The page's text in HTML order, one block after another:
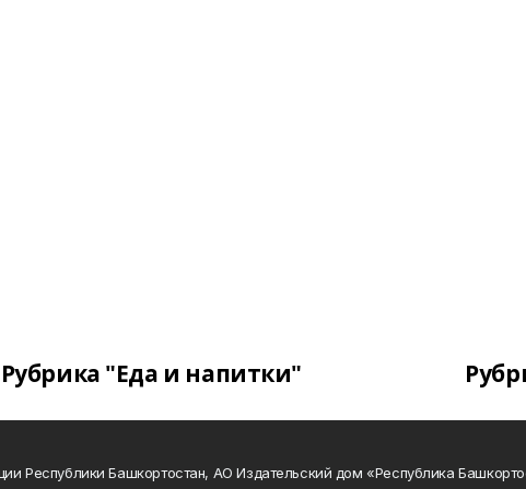
Рубрика "Еда и напитки"
Республики Башкортостан, АО Издательский дом «Республика